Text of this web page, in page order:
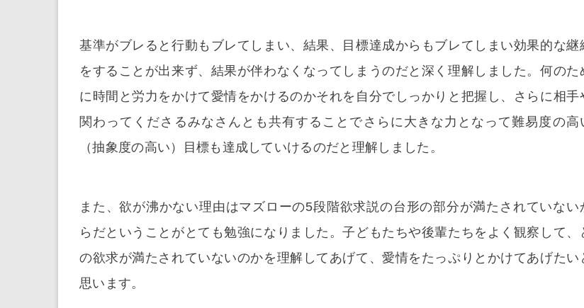
基準がブレると行動もブレてしまい、結果、目標達成からもブレてしまい効果的な継
をすることが出来ず、結果が伴わなくなってしまうのだと深く理解しました。何のた
に時間と労力をかけて愛情をかけるのかそれを自分でしっかりと把握し、さらに相手
関わってくださるみなさんとも共有することでさらに大きな力となって難易度の高
（抽象度の高い）目標も達成していけるのだと理解しました。
また、欲が沸かない理由はマズローの5段階欲求説の台形の部分が満たされていない
らだということがとても勉強になりました。子どもたちや後輩たちをよく観察して、
の欲求が満たされていないのかを理解してあげて、愛情をたっぷりとかけてあげたい
思います。